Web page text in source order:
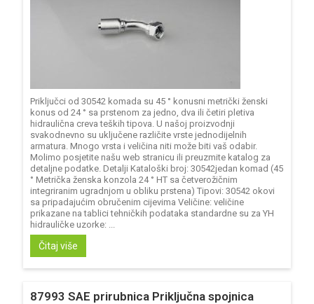
Priključci od 30542 komada su 45 ° konusni metrički ženski
konus od 24 ° sa prstenom za jedno, dva ili četiri pletiva
hidraulična creva teških tipova. U našoj proizvodnji
svakodnevno su uključene različite vrste jednodijelnih
armatura. Mnogo vrsta i veličina niti može biti vaš odabir.
Molimo posjetite našu web stranicu ili preuzmite katalog za
detaljne podatke. Detalji Kataloški broj: 30542jedan komad (45
° Metrička ženska konzola 24 ° HT sa četverožičnim
integriranim ugradnjom u obliku prstena) Tipovi: 30542 okovi
sa pripadajućim obručenim cijevima Veličine: veličine
prikazane na tablici tehničkih podataka standardne su za YH
hidrauličke uzorke: ...
Čitaj više
87993 SAE prirubnica Priključna spojnica